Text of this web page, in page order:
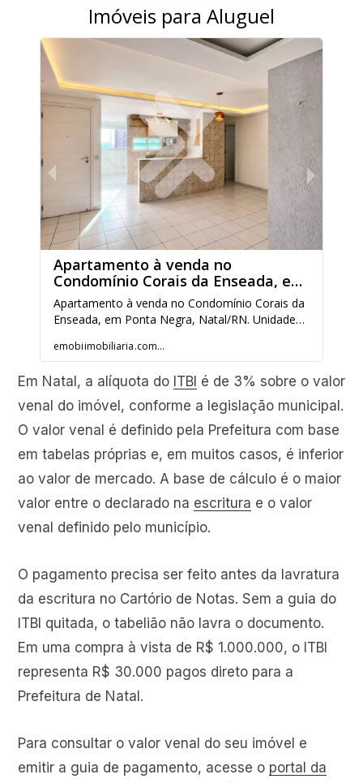
Em Natal, a alíquota do ITBI é de 3% sobre o valor
venal do imóvel, conforme a legislação municipal.
O valor venal é definido pela Prefeitura com base
em tabelas próprias e, em muitos casos, é inferior
ao valor de mercado. A base de cálculo é o maior
valor entre o declarado na escritura e o valor
venal definido pelo município.
O pagamento precisa ser feito antes da lavratura
da escritura no Cartório de Notas. Sem a guia do
ITBI quitada, o tabelião não lavra o documento.
Em uma compra à vista de R$ 1.000.000, o ITBI
representa R$ 30.000 pagos direto para a
Prefeitura de Natal.
Para consultar o valor venal do seu imóvel e
emitir a guia de pagamento, acesse o portal da